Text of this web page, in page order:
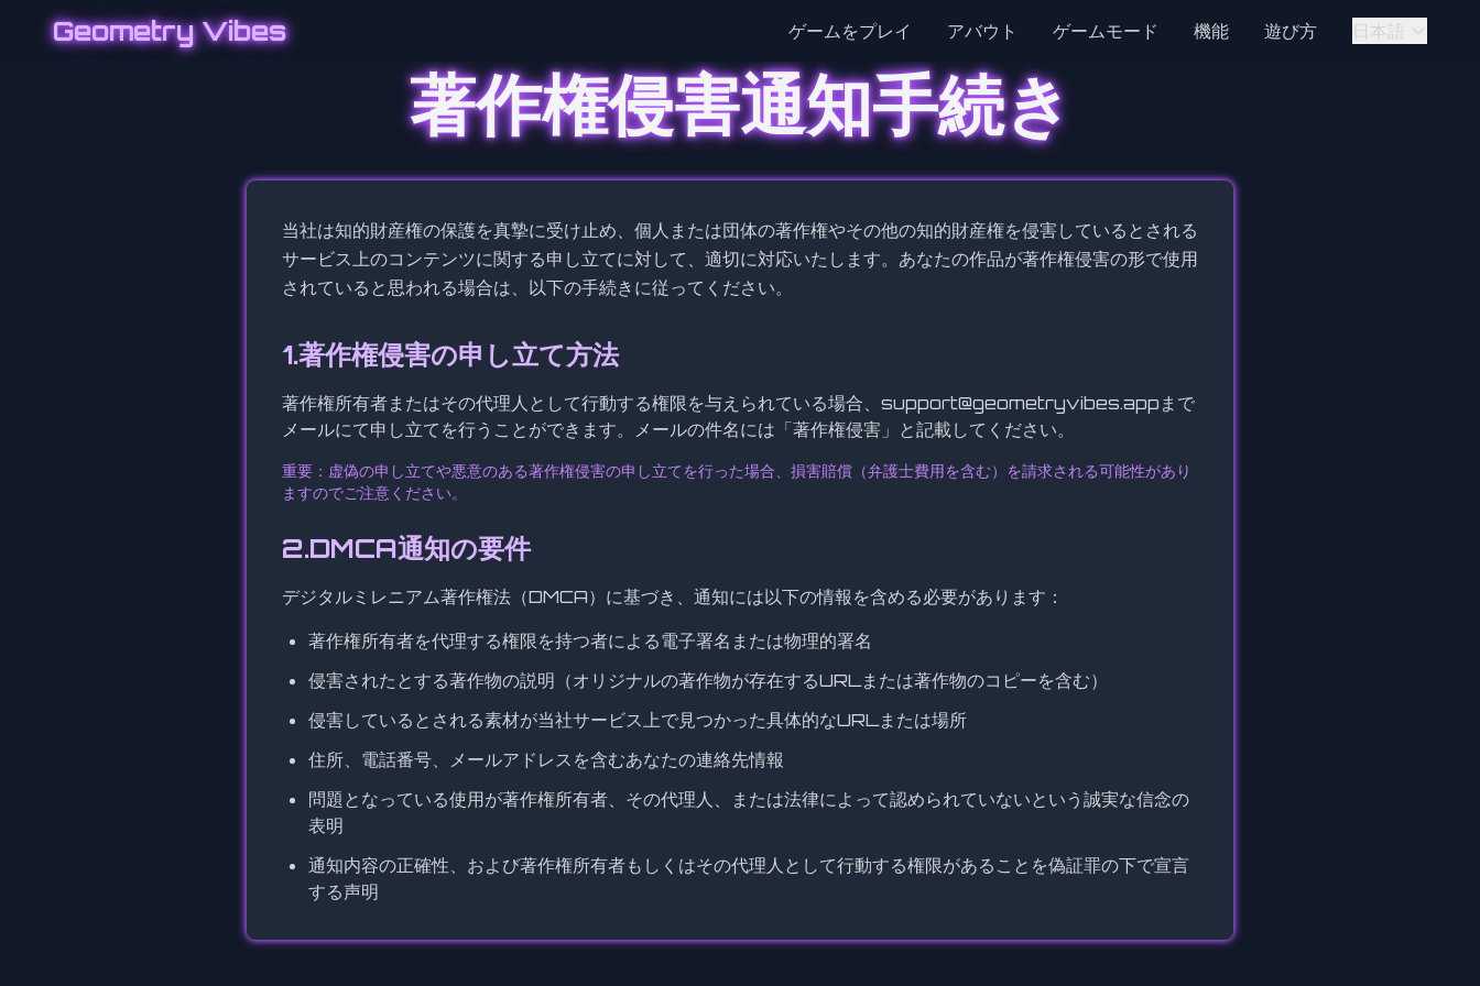
Geometry Vibes ゲームをプレイ アバウト ゲームモード 機能 遊び方 日本語
著作権侵害通知手続き
当社は知的財産権の保護を真摯に受け止め、個人または団体の著作権やその他の知的財産権を侵害しているとされる
サービス上のコンテンツに関する申し立てに対して、適切に対応いたします。あなたの作品が著作権侵害の形で使用
されていると思われる場合は、以下の手続きに従ってください。
1.著作権侵害の申し立て方法
著作権所有者またはその代理人として行動する権限を与えられている場合、 support@geometryvibes.app まで
メールにて申し立てを行うことができます。メールの件名には「著作権侵害」と記載してください。
重要：虚偽の申し立てや悪意のある著作権侵害の申し立てを行った場合、損害賠償（弁護士費用を含む）を請求される可能性があり
ますのでご注意ください。
2.DMCA通知の要件
デジタルミレニアム著作権法（DMCA）に基づき、通知には以下の情報を含める必要があります：
著作権所有者を代理する権限を持つ者による電子署名または物理的署名
侵害されたとする著作物の説明（オリジナルの著作物が存在するURLまたは著作物のコピーを含む）
侵害しているとされる素材が当社サービス上で見つかった具体的なURLまたは場所
住所、電話番号、メールアドレスを含むあなたの連絡先情報
問題となっている使用が著作権所有者、その代理人、または法律によって認められていないという誠実な信念の
表明
通知内容の正確性、および著作権所有者もしくはその代理人として行動する権限があることを偽証罪の下で宣言
する声明